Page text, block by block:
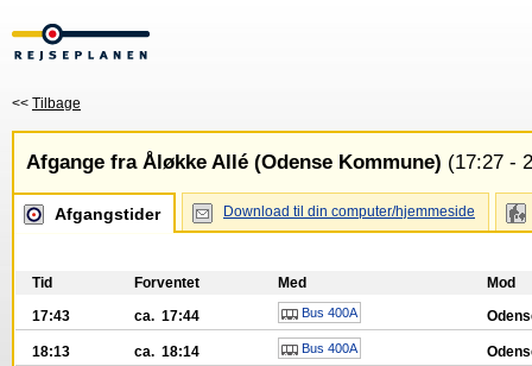
<< Tilbage
Afgange fra Åløkke Allé (Odense Kommune) (17:27 -
Afgangstider Download til din computer/hjemmeside
Tid Forventet Med
Mod
17:43
ca. 17:44 Bus 400A
18:13 ca. 18:14 Bus 400A